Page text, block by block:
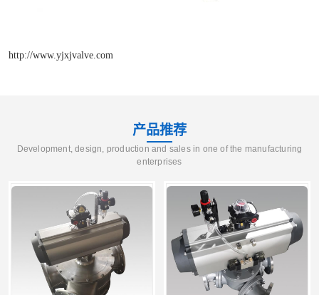
http://www.yjxjvalve.com
产品推荐
Development, design, production and sales in one of the manufacturing
enterprises